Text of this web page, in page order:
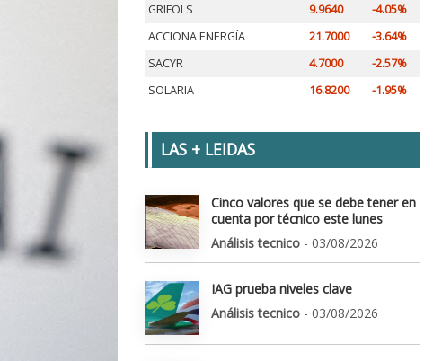
GRIFOLS
9.9640
-4.05%
ACCIONA ENERGÍA
21.7000
-3.64%
SACYR
4.7000
-2.57%
SOLARIA
16.8200 -1.95%
LAS + LEIDAS
Cinco valores que se debe tener en
cuenta por técnico este lunes
Análisis tecnico - 03/08/2026
IAG prueba niveles clave
Análisis tecnico - 03/08/2026